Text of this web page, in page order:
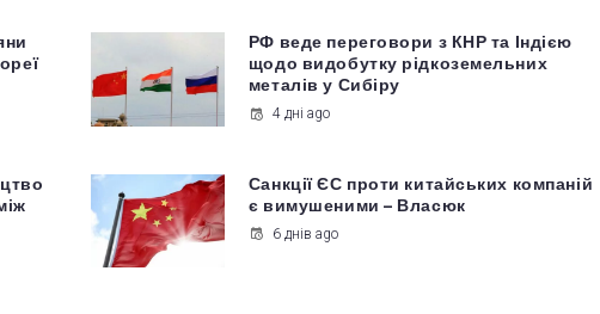
РФ веде переговори з КНР та Індією
щодо видобутку рідкоземельних
металів у Сибіру
4 дні ago
Санкції ЄС проти китайських компаній
є вимушеними – Власюк
6 днів ago